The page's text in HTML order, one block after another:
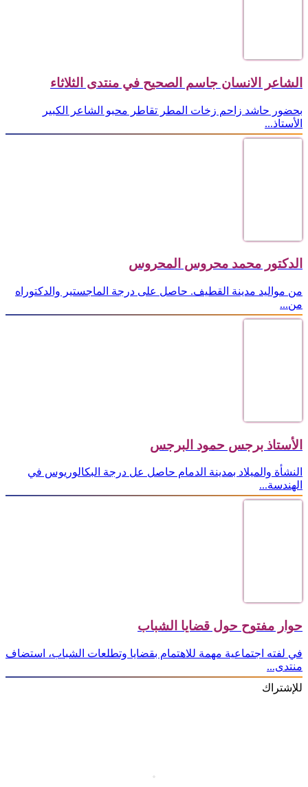
الشاعر الانسان جاسم الصحيح في منتدى الثلاثاء
بحضور حاشد زاحم زخات المطر تقاطر محبو الشاعر الكبير
الأستاذ...
الدكتور محمد محروس المحروس
من مواليد مدينة القطيف. حاصل على درجة الماجستير والدكتوراه
من...
الأستاذ برجس حمود البرجس
النشأة والميلاد بمدينة الدمام حاصل عل درجة البكالوريوس في
الهندسة...
حوار مفتوح حول قضايا الشباب
في لفته اجتماعية مهمة للاهتمام بقضايا وتطلعات الشباب، استضاف
منتدى...
للإشتراك